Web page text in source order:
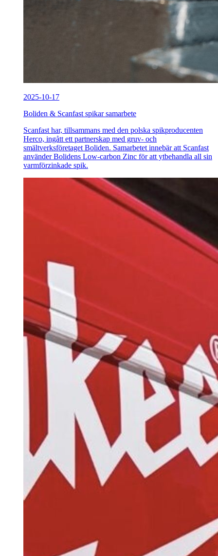
2025-10-17
Boliden & Scanfast spikar samarbete
Scanfast har, tillsammans med den polska spikproducenten
Herco, ingått ett partnerskap med gruv- och
smältverksföretaget Boliden. Samarbetet innebär att Scanfast
använder Bolidens Low-carbon Zinc för att ytbehandla all sin
varmförzinkade spik.